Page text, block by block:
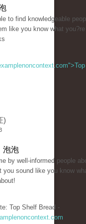
to find knowledgeable
like you know what you?re
)
泡泡
by well-informed people
you sound like you know
Top Shelf Bread -